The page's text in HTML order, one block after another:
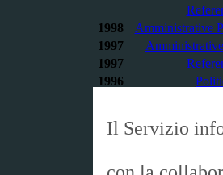
1998
Amministrative
1997
1997
1996
Il Servizio